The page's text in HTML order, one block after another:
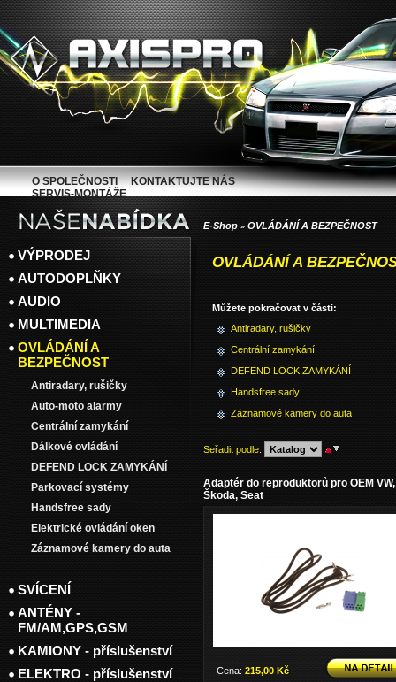
E-Shop » OVLÁDÁNÍ A BEZPEČNOST
OVLÁDÁNÍ A
Můžete pokračovat v části:
Antiradary, rušičky
Centrální zamykání
DEFEND LOCK ZAMYKÁNÍ
Handsfree sady
Záznamové kamery do auta
Seřadit podle:
Adaptér do reproduktorů pro OEM VW,
Škoda, Seat
Cena: 215,00 Kč
VÝPRODEJ
AUTODOPLŇKY
AUDIO
MULTIMEDIA
OVLÁDÁNÍ A
BEZPEČNOST
Antiradary, rušičky
Auto-moto alarmy
Centrální zamykání
Dálkové ovládání
DEFEND LOCK ZAMYKÁNÍ
Parkovací systémy
Handsfree sady
Elektrické ovládání oken
Záznamové kamery do auta
SVÍCENÍ
ANTÉNY -
FM/AM,GPS,GSM
KAMIONY - příslušenství
ELEKTRO - příslušenství
O SPOLEČNOSTI
KONTAKTUJTE NÁS
SERVIS-MONTÁŽE